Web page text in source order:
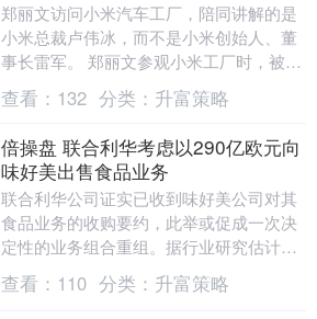
郑丽文访问小米汽车工厂，陪同讲解的是
小米总裁卢伟冰，而不是小米创始人、董
事长雷军。 郑丽文参观小米工厂时，被小
米汽车的设计所折服，赞不绝口，郑丽文
称：难怪我老公....
查看： 132 分类： 升富策略
倍操盘 联合利华考虑以290亿欧元向
味好美出售食品业务
联合利华公司证实已收到味好美公司对其
食品业务的收购要约，此举或促成一次决
定性的业务组合重组。据行业研究估计，
该业务股权价值高达290亿欧元，但联合
利华表示交易能....
查看： 110 分类： 升富策略